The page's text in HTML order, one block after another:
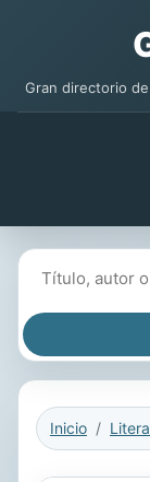
Gran directorio
Inicio